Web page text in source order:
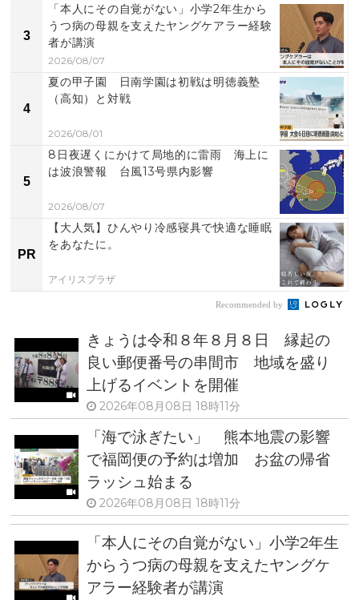
3
「本人にその自覚がない」小学2年生から
うつ病の母親を支えたヤングケアラー経験
者が講演
2026/08/07
4
夏の甲子園 日南学園は初戦は明徳義塾
（高知）と対戦
2026/08/01
5
8日夜遅くにかけて局地的に雷雨 海上に
は波浪警報 台風13号県内影響
2026/08/07
PR
【大人気】ひんやり冷感寝具で快適な睡眠
をあなたに。
アイリスプラザ
Recommended by
きょうは令和８年８月８日 縁起の
良い郵便番号の串間市 地域を盛り
上げるイベントを開催
2026年08月08日 18時11分
「海で泳ぎたい」 熊本地震の影響
で福岡便の予約は増加 お盆の帰省
ラッシュ始まる
2026年08月08日 18時11分
「本人にその自覚がない」小学2年生
からうつ病の母親を支えたヤングケ
アラー経験者が講演